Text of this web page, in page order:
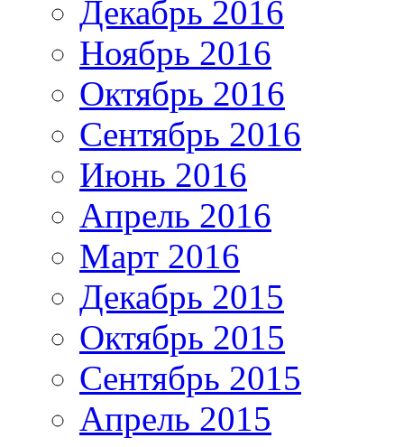
Декабрь 2016
Ноябрь 2016
Октябрь 2016
Сентябрь 2016
Июнь 2016
Апрель 2016
Март 2016
Декабрь 2015
Октябрь 2015
Сентябрь 2015
Апрель 2015